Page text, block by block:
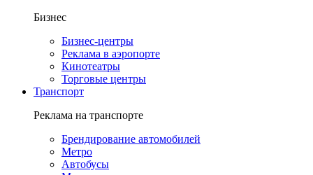
Бизнес
Бизнес-центры
Реклама в аэропорте
Кинотеатры
Торговые центры
Транспорт
Реклама на транспорте
Брендирование автомобилей
Метро
Автобусы